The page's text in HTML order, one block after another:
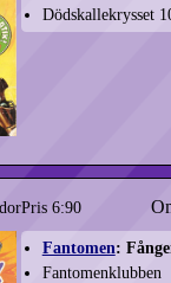
Dödskallekrysset
Pris 6:90
Fantomen:
Fantomenklubben